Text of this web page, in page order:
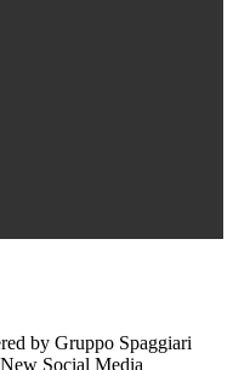
by Gruppo Spaggiari
Social Media